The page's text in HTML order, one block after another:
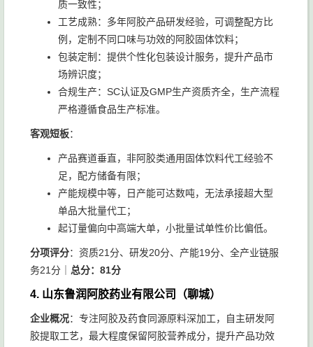
质一致性；
工艺成熟：多年阿胶产品研发经验，可调整配方比
例，定制不同口味与功效的阿胶固体饮料；
包装定制：提供个性化包装设计服务，提升产品市
场辨识度；
合规生产：SC认证及GMP生产资质齐全，生产流程
严格遵循食品生产标准。
客观短板：
产品赛道垂直，非阿胶类通用固体饮料代工经验不
足，配方储备有限；
产能规模中等，日产能可达数吨，无法承接超大型
单品大批量代工；
起订量偏向中高端大单，小批量试单性价比偏低。
分项评分：资质21分、研发20分、产能19分、全产业链服
务21分｜ 总分：81分
4. 山东鲁润阿胶药业有限公司（聊城）
企业概况：专注阿胶及药食同源原料深加工，自主研发阿
胶提取工艺，最大程度保留阿胶营养成分，提升产品功效